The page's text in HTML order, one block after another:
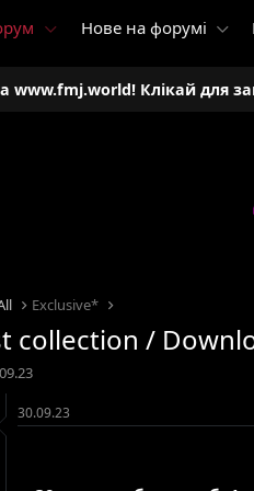
Нове на форумі
www.fmj.world! Клікай для
Exclusive*
collection /
30.09.23